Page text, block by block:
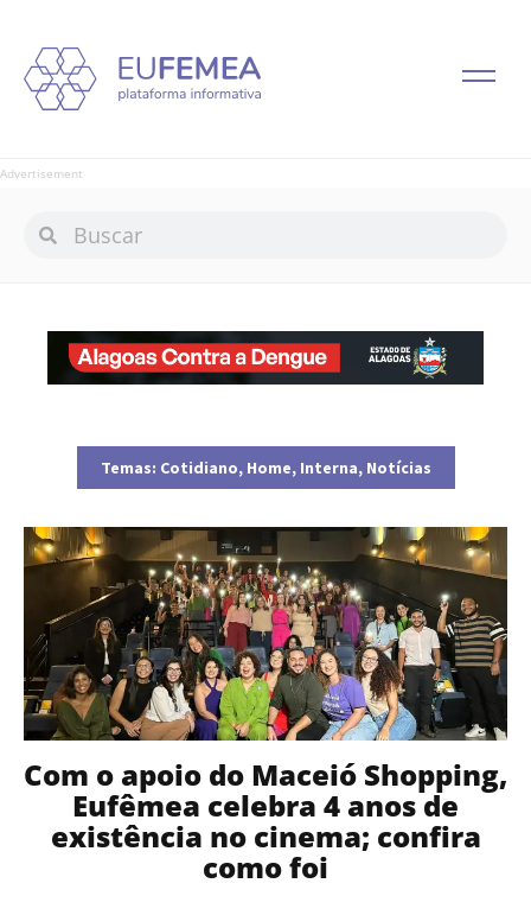
Advertisement
Temas: Cotidiano, Home, Interna, Notícias
Com o apoio do Maceió Shopping,
Eufêmea celebra 4 anos de
existência no cinema; confira
como foi